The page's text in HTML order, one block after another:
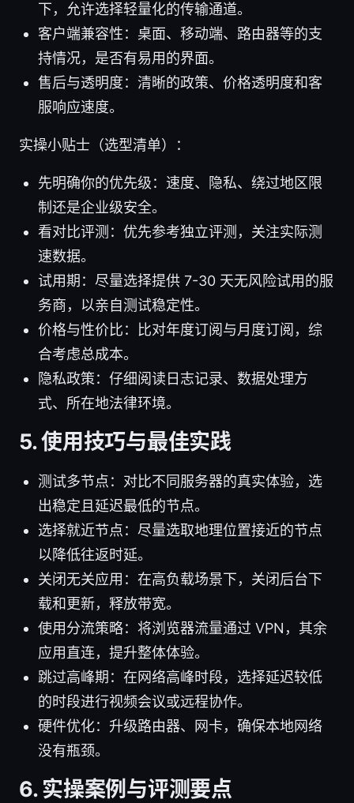
下，允许选择轻量化的传输通道。
客户端兼容性：桌面、移动端、路由器等的支
持情况，是否有易用的界面。
售后与透明度：清晰的政策、价格透明度和客
服响应速度。
实操小贴士（选型清单）：
先明确你的优先级：速度、隐私、绕过地区限
制还是企业级安全。
看对比评测：优先参考独立评测，关注实际测
速数据。
试用期：尽量选择提供 7-30 天无风险试用的服
务商，以亲自测试稳定性。
价格与性价比：比对年度订阅与月度订阅，综
合考虑总成本。
隐私政策：仔细阅读日志记录、数据处理方
式、所在地法律环境。
5. 使用技巧与最佳实践
测试多节点：对比不同服务器的真实体验，选
出稳定且延迟最低的节点。
选择就近节点：尽量选取地理位置接近的节点
以降低往返时延。
关闭无关应用：在高负载场景下，关闭后台下
载和更新，释放带宽。
使用分流策略：将浏览器流量通过 VPN，其余
应用直连，提升整体体验。
跳过高峰期：在网络高峰时段，选择延迟较低
的时段进行视频会议或远程协作。
硬件优化：升级路由器、网卡，确保本地网络
没有瓶颈。
6. 实操案例与评测要点